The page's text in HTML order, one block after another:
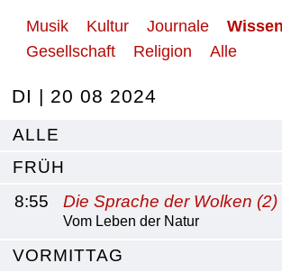
Musik Kultur Journale
Wissen
Gesellschaft
Religion Alle
DI | 20 08 2024
ALLE
FRÜH
8:55
Die Sprache der Wolken (2)
Vom Leben der Natur
VORMITTAG